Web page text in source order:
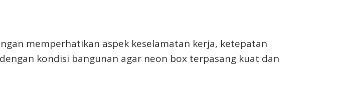
memperhatikan aspek keselamatan kerja, ketepatan
kondisi bangunan agar neon box terpasang kuat dan